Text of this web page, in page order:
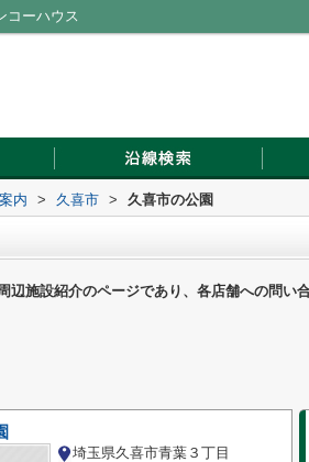
コーハウス
内 > 久喜市 > 久喜市の公園
辺施設紹介のページであり、各店舗への問い
埼玉県久喜市青葉３丁目